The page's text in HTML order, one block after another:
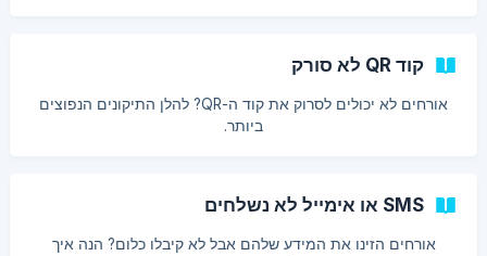
קוד QR לא סורק
אורחים לא יכולים לסרוק את קוד ה-QR? להלן התיקונים הנפוצים
ביותר.
SMS או אימייל לא נשלחים
אורחים הזינו את המידע שלהם אבל לא קיבלו כלום? הנה איך